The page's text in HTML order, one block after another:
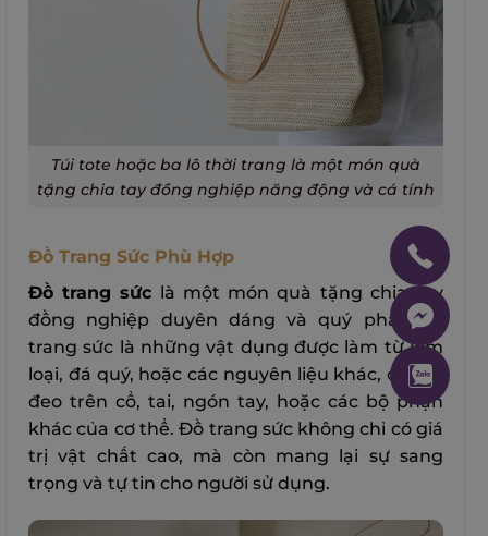
Túi tote hoặc ba lô thời trang là một món quà
tặng chia tay đồng nghiệp năng động và cá tính
Đồ Trang Sức Phù Hợp
Đồ trang sức là một món quà tặng chia tay
đồng nghiệp duyên dáng và quý phái. Đồ
trang sức là những vật dụng được làm từ kim
loại, đá quý, hoặc các nguyên liệu khác, có thể
đeo trên cổ, tai, ngón tay, hoặc các bộ phận
khác của cơ thể. Đồ trang sức không chỉ có giá
trị vật chất cao, mà còn mang lại sự sang
trọng và tự tin cho người sử dụng.